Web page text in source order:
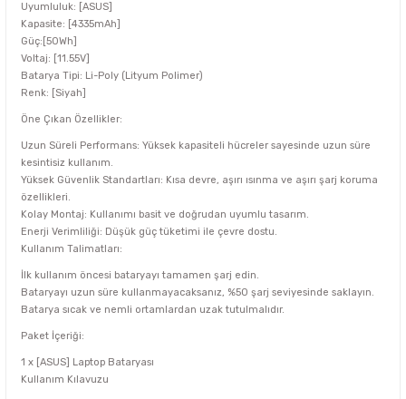
Uyumluluk: [ASUS]
Kapasite: [4335mAh]
Güç:[50Wh]
Voltaj: [11.55V]
Batarya Tipi: Li-Poly (Lityum Polimer)
Renk: [Siyah]
Öne Çıkan Özellikler:
Uzun Süreli Performans: Yüksek kapasiteli hücreler sayesinde uzun süre
kesintisiz kullanım.
Yüksek Güvenlik Standartları: Kısa devre, aşırı ısınma ve aşırı şarj koruma
özellikleri.
Kolay Montaj: Kullanımı basit ve doğrudan uyumlu tasarım.
Enerji Verimliliği: Düşük güç tüketimi ile çevre dostu.
Kullanım Talimatları:
İlk kullanım öncesi bataryayı tamamen şarj edin.
Bataryayı uzun süre kullanmayacaksanız, %50 şarj seviyesinde saklayın.
Batarya sıcak ve nemli ortamlardan uzak tutulmalıdır.
Paket İçeriği:
1 x [ASUS] Laptop Bataryası
Kullanım Kılavuzu